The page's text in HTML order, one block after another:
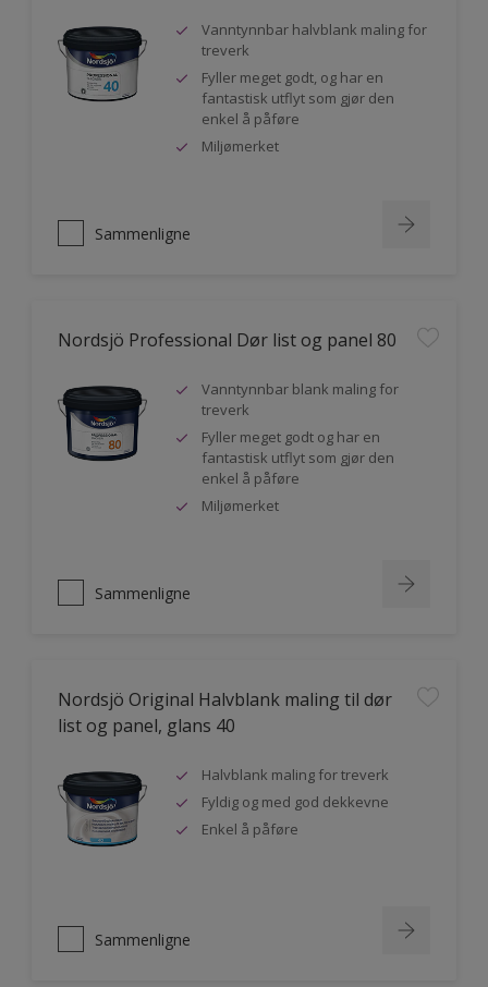
Vanntynnbar halvblank maling for
treverk
Fyller meget godt, og har en
fantastisk utflyt som gjør den
enkel å påføre
Miljømerket
Sammenligne
Nordsjö Professional Dør list og panel 80
Vanntynnbar blank maling for
treverk
Fyller meget godt og har en
fantastisk utflyt som gjør den
enkel å påføre
Miljømerket
Sammenligne
Nordsjö Original Halvblank maling til dør
list og panel, glans 40
Halvblank maling for treverk
Fyldig og med god dekkevne
Enkel å påføre
Sammenligne